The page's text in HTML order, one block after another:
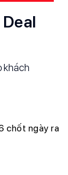
khách
chốt ngày ra